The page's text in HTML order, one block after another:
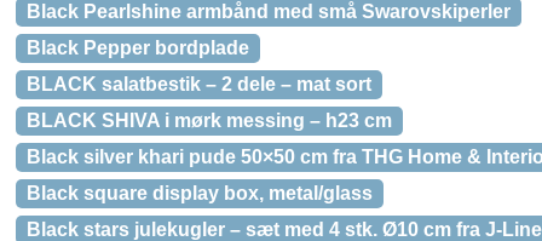
Black Pearlshine armbånd med små Swarovskiperler
Black Pepper bordplade
BLACK salatbestik – 2 dele – mat sort
BLACK SHIVA i mørk messing – h23 cm
Black silver khari pude 50×50 cm fra THG Home &
Black square display box, metal/glass
Black stars julekugler – sæt med 4 stk. Ø10 cm fra J-Line